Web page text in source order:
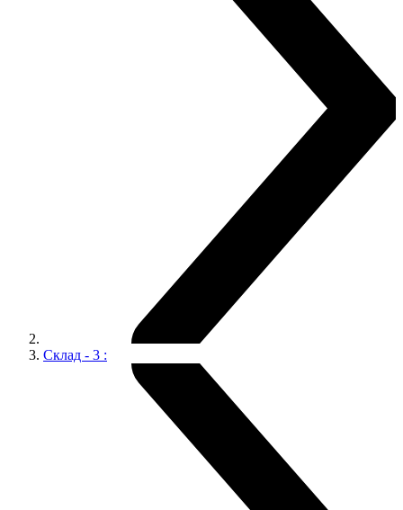
Склад - 3 :